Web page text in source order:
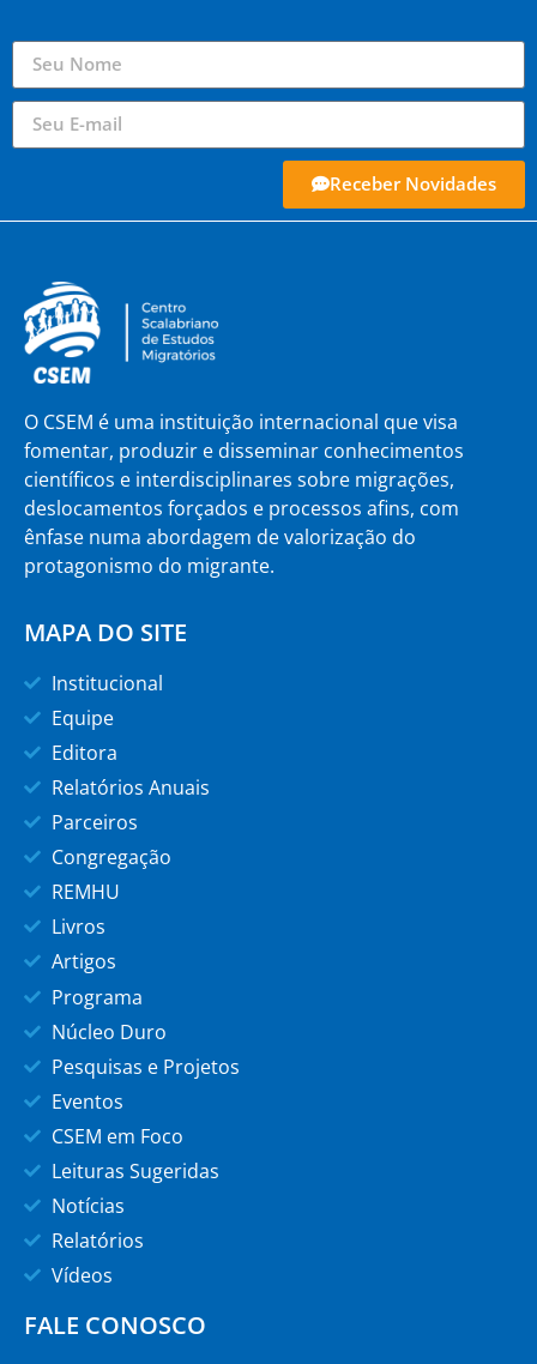
Receber Novidades
O CSEM é uma instituição internacional que visa
fomentar, produzir e disseminar conhecimentos
científicos e interdisciplinares sobre migrações,
deslocamentos forçados e processos afins, com
ênfase numa abordagem de valorização do
protagonismo do migrante.
MAPA DO SITE
Institucional
Equipe
Editora
Relatórios Anuais
Parceiros
Congregação
REMHU
Livros
Artigos
Programa
Núcleo Duro
Pesquisas e Projetos
Eventos
CSEM em Foco
Leituras Sugeridas
Notícias
Relatórios
Vídeos
FALE CONOSCO